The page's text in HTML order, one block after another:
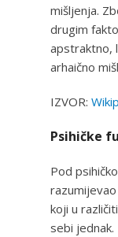
mišljenja.
drugim
apstraktno,
arhaično
IZVOR:
Psihičke
Pod
koji u
sebi